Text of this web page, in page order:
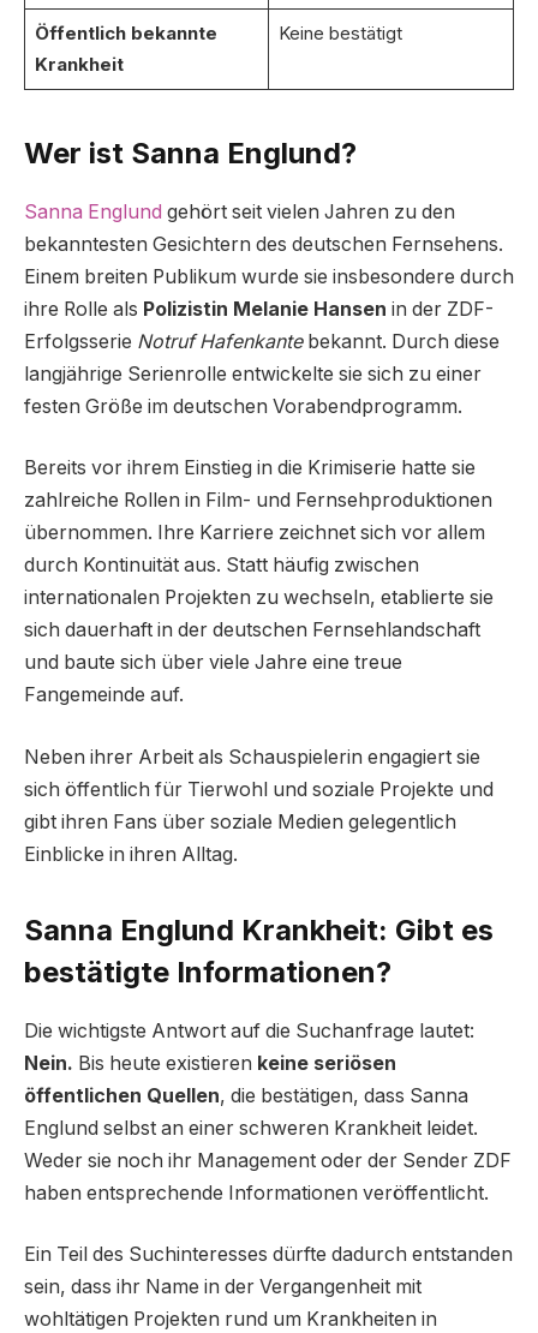
Öffentlich bekannte
Krankheit
Keine bestätigt
Wer ist Sanna Englund?
Sanna Englund gehört seit vielen Jahren zu den
bekanntesten Gesichtern des deutschen Fernsehens.
Einem breiten Publikum wurde sie insbesondere durch
ihre Rolle als Polizistin Melanie Hansen in der ZDF-
Erfolgsserie Notruf Hafenkantebekannt. Durch diese
langjährige Serienrolle entwickelte sie sich zu einer
festen Größe im deutschen Vorabendprogramm.
Bereits vor ihrem Einstieg in die Krimiserie hatte sie
zahlreiche Rollen in Film- und Fernsehproduktionen
übernommen. Ihre Karriere zeichnet sich vor allem
durch Kontinuität aus. Statt häufig zwischen
internationalen Projekten zu wechseln, etablierte sie
sich dauerhaft in der deutschen Fernsehlandschaft
und baute sich über viele Jahre eine treue
Fangemeinde auf.
Neben ihrer Arbeit als Schauspielerin engagiert sie
sich öffentlich für Tierwohl und soziale Projekte und
gibt ihren Fans über soziale Medien gelegentlich
Einblicke in ihren Alltag.
Sanna Englund Krankheit: Gibt es
bestätigte Informationen?
Die wichtigste Antwort auf die Suchanfrage lautet:
Nein. Bis heute existieren keine seriösen
öffentlichen Quellen, die bestätigen, dass Sanna
Englund selbst an einer schweren Krankheit leidet.
Weder sie noch ihr Management oder der Sender ZDF
haben entsprechende Informationen veröffentlicht.
Ein Teil des Suchinteresses dürfte dadurch entstanden
sein, dass ihr Name in der Vergangenheit mit
wohltätigen Projekten rund um Krankheiten in